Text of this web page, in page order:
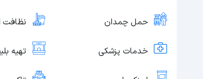
حمل چمدان نظافت
خدمات پزشکی تهیه